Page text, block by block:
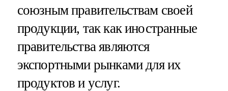
союзным правительствам своей
продукции, так как иностранные
правительства являются
экспортными рынками для их
продуктов и услуг.